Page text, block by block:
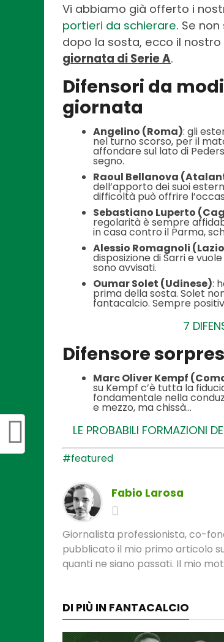
Vi abbiamo già offerto i
portieri da schierare. Se
dopo la sosta, ecco il nostro
giornata di Serie A.
Difensori da
giornata
Angelino (Roma): gli
nel turno scorso, per il
affondare sul lato di
segno.
Raoul Bellanova
dell’apporto dei suoi
difficoltà può offrire
Sebastiano Luperto
regolarità è sempre
in casa contro il Parma,
Alessio Romagnoli
disposizione di Sarri e
sono avvisati.
Oumar Solet (Udinese):
prima della sosta. Solet
fantacalcio. Sempre
7
Difensore
Marc Oliver Kempf
su Kempf c’è tutta la
fondamentale nella
e mezzo, ma chissà…
LE PROBABILI FORMAZIONI
#featured
Fabio Larosa
Giornalista professionista, co-
pubblicato il mio primo articolo
quanti ne siano passati. Il mio
DI PIÙ IN FANTACALCIO